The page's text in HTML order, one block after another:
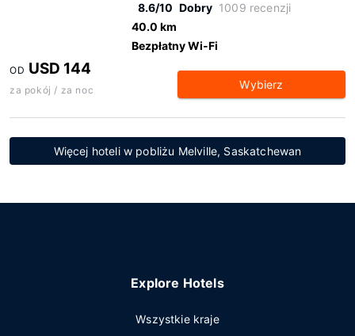
8.6/10 Dobry 1009 recenzji
40.0 km
Bezpłatny Wi-Fi
OD USD 144
za pokój / za noc Wybierz
Więcej hoteli w pobliżu Melville, Saskatchewan
Explore Hotels
Wszystkie kraje